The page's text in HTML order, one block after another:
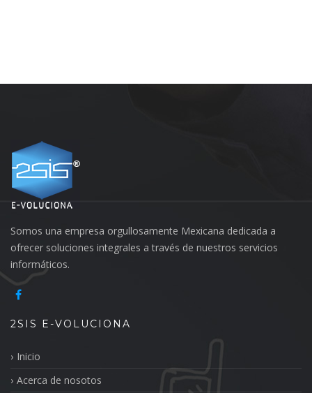
Somos una empresa orgullosamente Mexicana dedicada a
ofrecer soluciones integrales a través de nuestros servicios
informáticos.
2SIS E-VOLUCIONA
Inicio
Acerca de nosotos